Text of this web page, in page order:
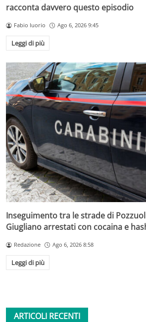
racconta davvero questo episodio
Fabio Iuorio Ago 6, 2026 9:45
Leggi di più
Inseguimento tra le strade di
Giugliano arrestati con cocaina e
Redazione Ago 6, 2026 8:58
Leggi di più
ARTICOLI RECENTI